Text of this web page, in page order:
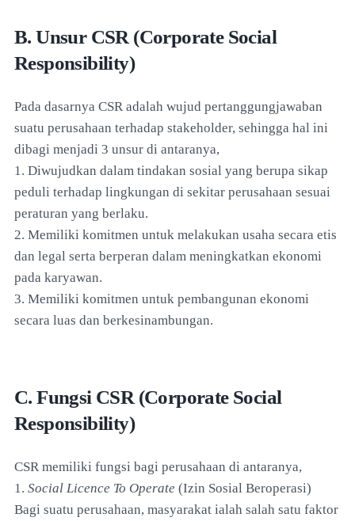
B. Unsur CSR (Corporate Social
Responsibility)
Pada dasarnya CSR adalah wujud pertanggungjawaban
suatu perusahaan terhadap stakeholder, sehingga hal ini
dibagi menjadi 3 unsur di antaranya,
1. Diwujudkan dalam tindakan sosial yang berupa sikap
peduli terhadap lingkungan di sekitar perusahaan sesuai
peraturan yang berlaku.
2. Memiliki komitmen untuk melakukan usaha secara etis
dan legal serta berperan dalam meningkatkan ekonomi
pada karyawan.
3. Memiliki komitmen untuk pembangunan ekonomi
secara luas dan berkesinambungan.
C. Fungsi CSR (Corporate Social
Responsibility)
CSR memiliki fungsi bagi perusahaan di antaranya,
1. Social Licence To Operate (Izin Sosial Beroperasi)
Bagi suatu perusahaan, masyarakat ialah salah satu faktor